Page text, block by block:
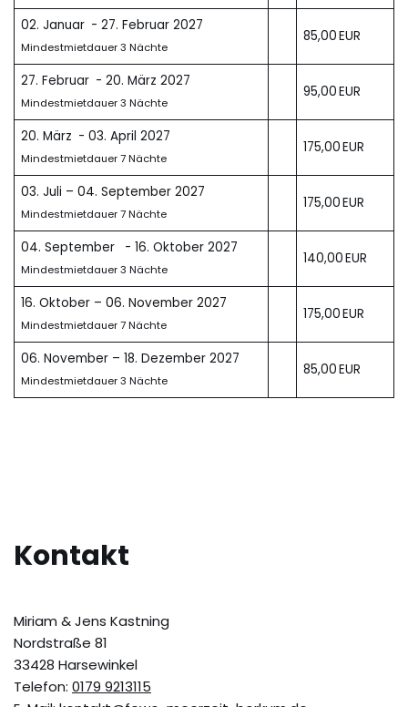
02. Januar - 27. Februar 2027
Mindestmietdauer 3 Nächte
85,00 EUR
27. Februar - 20. März 2027
Mindestmietdauer 3 Nächte
95,00 EUR
20. März - 03. April 2027
Mindestmietdauer 7 Nächte
175,00 EUR
03. Juli – 04. September 2027
Mindestmietdauer 7 Nächte
175,00 EUR
04. September - 16. Oktober 2027
Mindestmietdauer 3 Nächte
140,00 EUR
16. Oktober – 06. November 2027
Mindestmietdauer 7 Nächte
175,00 EUR
06. November – 18. Dezember 2027
Mindestmietdauer 3 Nächte
85,00 EUR
Kontakt
Miriam & Jens Kastning
Nordstraße 81
33428 Harsewinkel
Telefon: 0179 9213115